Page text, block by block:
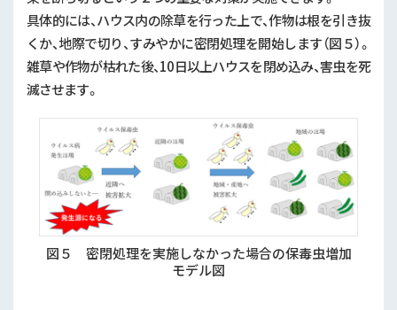
具体的には、ハウス内の除草を行った上で、作物は根を引き抜
くか、地際で切り、すみやかに密閉処理を開始します（図５）。
雑草や作物が枯れた後、10日以上ハウスを閉め込み、害虫を死
滅させます。
図５ 密閉処理を実施しなかった場合の保毒虫増加
モデル図